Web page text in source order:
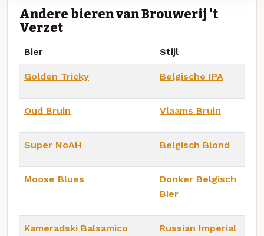
Andere bieren van Brouwerij 't
Verzet
Bier Stijl
Golden Tricky Belgische IPA
Oud Bruin Vlaams Bruin
Super NoAH Belgisch Blond
Moose Blues
Donker Belgisch
Bier
Kameradski Balsamico
Russian Imperial